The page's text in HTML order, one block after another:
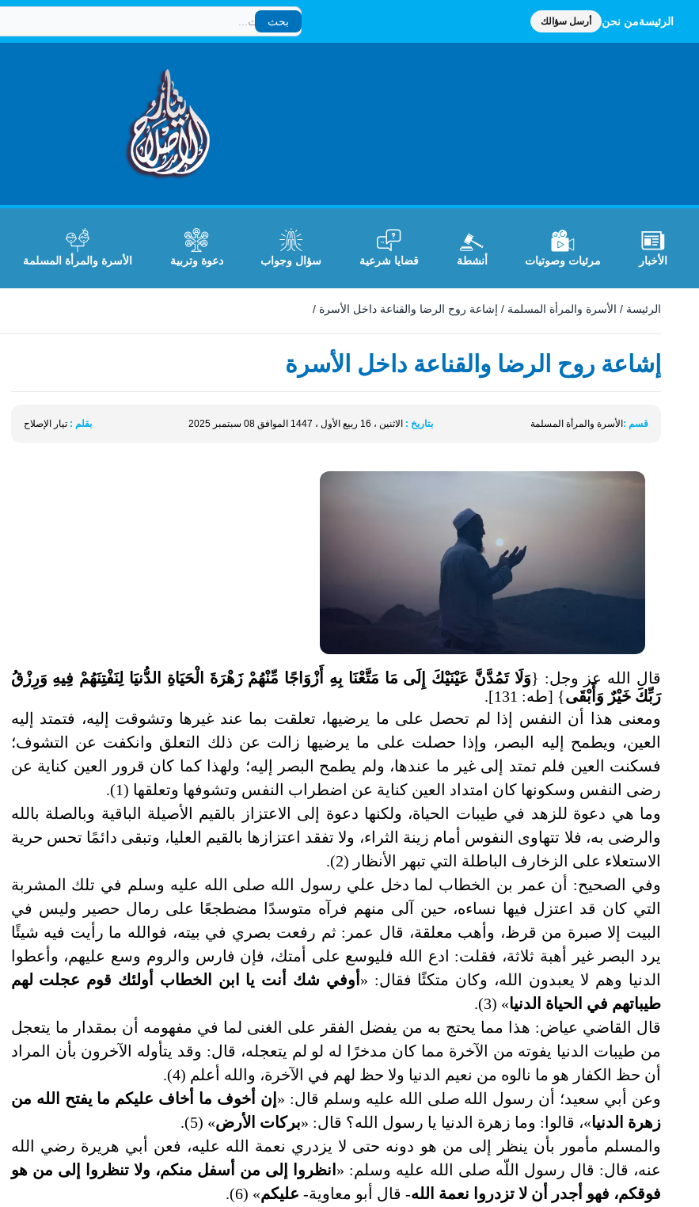
الرئيسةمن نحن أرسل سؤالك
بحث
بحث
الأخبار مرئيات وصوتيات أنشطة قضايا شرعية سؤال وجواب دعوة وتربية الأسرة والمرأة المسلمة
الرئيسة / الأسرة والمرأة المسلمة / إشاعة روح الرضا والقناعة داخل الأسرة /
إشاعة روح الرضا والقناعة داخل الأسرة
قسم : الأسرة والمرأة المسلمة بتاريخ : الاثنين ، 16 ربيع الأول ، 1447 الموافق 08 سبتمبر 2025 بقلم : تيار الإصلاح
قال الله عز وجل: {وَلَا تَمُدَّنَّ عَيْنَيْكَ إِلَى مَا مَتَّعْنَا بِهِ أَزْوَاجًا مِّنْهُمْ زَهْرَةَ الْحَيَاةِ الدُّنيَا لِنَفْتِنَهُمْ فِيهِ وَرِزْقُ
رَبِّكَ خَيْرٌ وَأَبْقَى} [طه: 131].
ومعنى هذا أن النفس إذا لم تحصل على ما يرضيها، تعلقت بما عند غيرها وتشوقت إليه، فتمتد إليه
العين، ويطمح إليه البصر، وإذا حصلت على ما يرضيها زالت عن ذلك التعلق وانكفت عن التشوف؛
فسكنت العين فلم تمتد إلى غير ما عندها، ولم يطمح البصر إليه؛ ولهذا كما كان قرور العين كناية عن
رضى النفس وسكونها كان امتداد العين كناية عن اضطراب النفس وتشوفها وتعلقها (1).
وما هي دعوة للزهد في طيبات الحياة، ولكنها دعوة إلى الاعتزاز بالقيم الأصيلة الباقية وبالصلة بالله
والرضى به، فلا تتهاوى النفوس أمام زينة الثراء، ولا تفقد اعتزازها بالقيم العليا، وتبقى دائمًا تحس حرية
الاستعلاء على الزخارف الباطلة التي تبهر الأنظار (2).
وفي الصحيح: أن عمر بن الخطاب لما دخل علي رسول الله صلى الله عليه وسلم في تلك المشربة
التي كان قد اعتزل فيها نساءه، حين آلى منهم فرآه متوسدًا مضطجعًا على رمال حصير وليس في
البيت إلا صبرة من قرظ، وأهب معلقة، قال عمر: ثم رفعت بصري في بيته، فوالله ما رأيت فيه شيئًا
يرد البصر غير أهبة ثلاثة، فقلت: ادع الله فليوسع على أمتك، فإن فارس والروم وسع عليهم، وأعطوا
الدنيا وهم لا يعبدون الله، وكان متكئًا فقال: « أوفي شك أنت يا ابن الخطاب أولئك قوم عجلت لهم
طيباتهم في الحياة الدنيا» (3).
قال القاضي عياض: هذا مما يحتج به من يفضل الفقر على الغنى لما في مفهومه أن بمقدار ما يتعجل
من طيبات الدنيا يفوته من الآخرة مما كان مدخرًا له لو لم يتعجله، قال: وقد يتأوله الآخرون بأن المراد
أن حظ الكفار هو ما نالوه من نعيم الدنيا ولا حظ لهم في الآخرة، والله أعلم (4).
وعن أبي سعيد؛ أن رسول الله صلى الله عليه وسلم قال: « إن أخوف ما أخاف عليكم ما يفتح الله من
زهرة الدنيا»، قالوا: وما زهرة الدنيا يا رسول الله؟ قال: «بركات الأرض» (5).
والمسلم مأمور بأن ينظر إلى من هو دونه حتى لا يزدري نعمة الله عليه، فعن أبي هريرة رضي الله
عنه، قال: قال رسول اللّه صلى الله عليه وسلم: « انظروا إلى من أسفل منكم، ولا تنظروا إلى من هو
فوقكم، فهو أجدر أن لا تزدروا نعمة الله- قال أبو معاوية- عليكم» (6).